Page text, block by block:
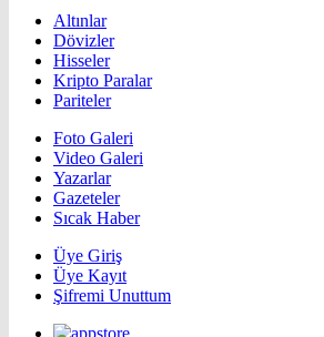
Altınlar
Dövizler
Hisseler
Kripto Paralar
Pariteler
Foto Galeri
Video Galeri
Yazarlar
Gazeteler
Sıcak Haber
Üye Giriş
Üye Kayıt
Şifremi Unuttum